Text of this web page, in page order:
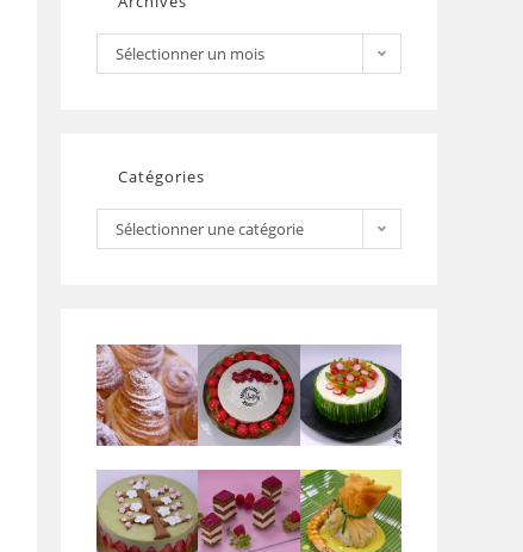
Sélectionner un mois
Catégories
Sélectionner une catégorie